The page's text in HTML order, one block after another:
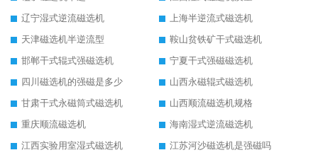
辽宁湿式逆流磁选机
上海半逆流式磁选机
天津磁选机半逆流型
鞍山贫铁矿干式磁选机
邯郸干式辊式强磁选机
宁夏干式强磁磁选机
四川磁选机的强磁是多少
山西永磁辊式磁选机
甘肃干式永磁筒式磁选机
山西顺流磁选机规格
重庆顺流磁选机
海南湿式逆流磁选机
江西实验用室湿式磁选机
江苏河沙磁选机是强磁吗